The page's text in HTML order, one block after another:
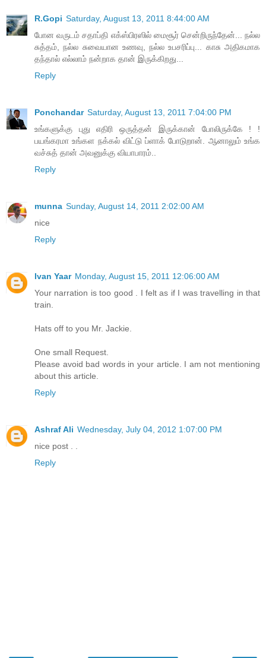
R.Gopi Saturday, August 13, 2011 8:44:00 AM
போன வருடம் சதாப்தி எக்ஸ்பிரஸில் மைசூர் சென்றிருந்தேன்... நல்ல
சுத்தம், நல்ல சுவையான உணவு, நல்ல உபசரிப்பு... காசு அதிகமாக
தந்தால் எல்லாம் நன்றாக தான் இருக்கிறது...
Reply
Ponchandar Saturday, August 13, 2011 7:04:00 PM
உங்களுக்கு புது எதிரி ஒருத்தன் இருக்கான் போலிருக்கே ! !
பயங்கரமா உங்கள நக்கல் விட்டு ப்ளாக் போடுறான். ஆனாலும் உங்க
வச்சுத் தான் அவனுக்கு வியாபாரம்..
Reply
munna Sunday, August 14, 2011 2:02:00 AM
nice
Reply
Ivan Yaar Monday, August 15, 2011 12:06:00 AM
Your narration is too good . I felt as if I was travelling in that
train.
Hats off to you Mr. Jackie.
One small Request.
Please avoid bad words in your article. I am not mentioning
about this article.
Reply
Ashraf Ali Wednesday, July 04, 2012 1:07:00 PM
nice post . .
Reply